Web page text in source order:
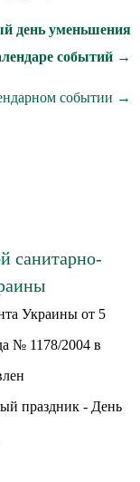
день уменьшения
событий →
событии →
санитарно-
Украины от 5
№ 1178/2004 в
праздник - День